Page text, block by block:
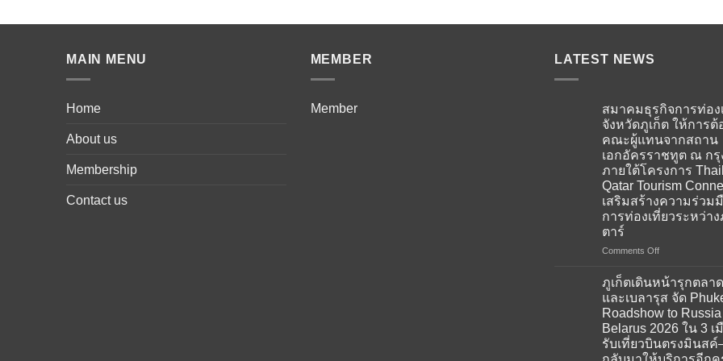
MAIN MENU
Home
About us
Membership
Contact us
MEMBER
Member
LATEST NEWS
สมาคมธุรกิจการท่อง
จังหวัดภูเก็ต ให้การต้
คณะผู้แทนจากสถาน
เอกอัครราชทูต ณ กรุ
ภายใต้โครงการ
Qatar Tourism
เสริมสร้างความร่วม
การท่องเที่ยวระหว่า
ตาร์
Comments Offon
ธุรกิจ
ท่อง
เที่ยว
จังหวัด
ภูเก็ต
ภูเก็ตเดินหน้ารุกตลา
และเบลารุส จัด
Roadshow to
Belarus 2026 ใน 3 เ
รับเที่ยวบินตรงมินสค์